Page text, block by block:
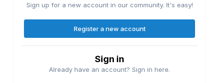
Sign up for a new account in our community. It's easy!
Register a new account
Sign in
Already have an account? Sign in here.